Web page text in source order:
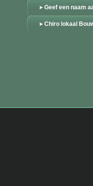
Geef een naam
Chiro lokaal